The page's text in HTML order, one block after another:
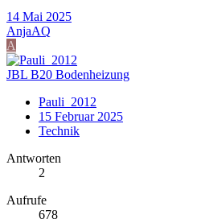
14 Mai 2025
AnjaAQ
A
JBL B20 Bodenheizung
Pauli_2012
15 Februar 2025
Technik
Antworten
2
Aufrufe
678